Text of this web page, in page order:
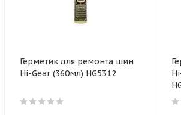
Герметик для ремонта шин
Hi-Gear (360мл) HG5312